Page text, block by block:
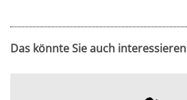
Das könnte Sie auch interessieren